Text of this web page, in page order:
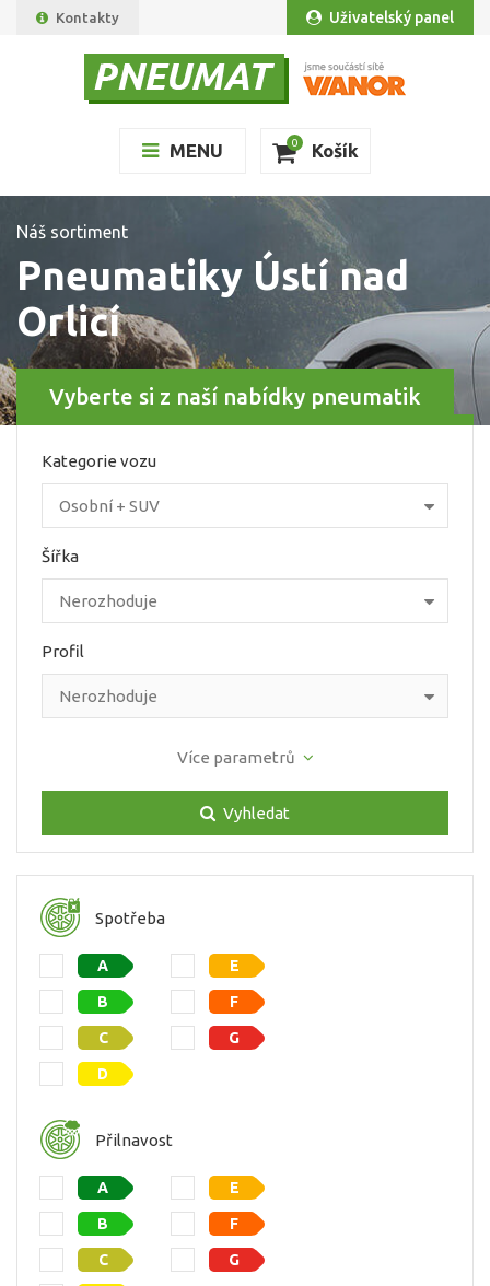
Kontakty Uživatelský panel
MENU 0 Košík
Náš sortiment
Pneumatiky Ústí nad
Orlicí
Vyberte si z naší nabídky pneumatik
Kategorie vozu
Šířka
Profil
Více parametrů
Vyhledat
Spotřeba
A
B
C
D
E
F
G
Přilnavost
A
B
C
E
F
G